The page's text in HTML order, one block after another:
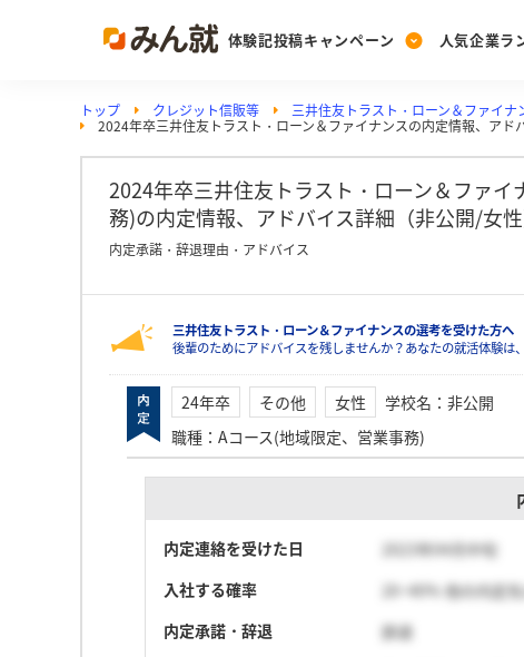
体験記投稿キャンペーン
Post
人気企業ラ
Ranking
投票する
PickUp
動画で知ろう！業界・企
トップ クレジット信販等 三井住友トラスト・ローン＆ファイナ
2024年卒三井住友トラスト・ローン＆ファイナンスの内定情報、アド
2024年卒三井住友トラスト・ローン＆ファ
務)の内定情報、アドバイス詳細（非公開/女性
内定承諾・辞退理由・アドバイス
三井住友トラスト・ローン＆ファイナンスの選考を受けた方へ
後輩のためにアドバイスを残しませんか？あなたの就活体験
24年卒 その他 女性 学校名 ： 非公開
職種 ： Aコース(地域限定、営業事務)
内定連絡を受けた日
2023年04月中旬
入社する確率
20~40% 他の内定
内定承諾・辞退
辞退